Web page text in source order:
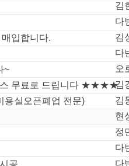
김
다
입합니다.
김
다
~
오
무료로 드립니다 ★★★★김
용실오픈폐업 전문)
김
현
정
다
공
다